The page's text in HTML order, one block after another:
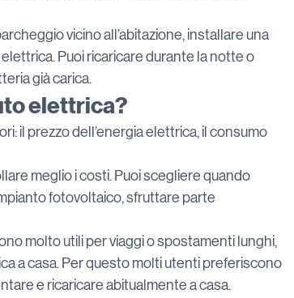
vicino all’abitazione, installare una
Puoi ricaricare durante la notte o
già carica.
elettrica?
il prezzo dell’energia elettrica, il consumo
meglio i costi. Puoi scegliere quando
fotovoltaico, sfruttare parte
molto utili per viaggi o spostamenti lunghi,
a casa. Per questo molti utenti preferiscono
e ricaricare abitualmente a casa.